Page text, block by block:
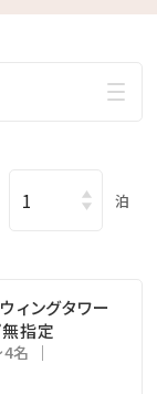
付き
週水曜日のみ
やハウザーベ
泊
ィングタワー
指定
名